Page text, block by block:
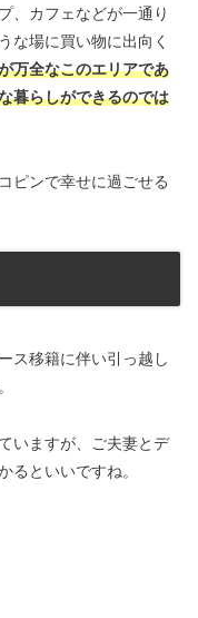
、カフェなどが一通り
な場に買い物に出向く
万全なこのエリアであ
暮らしができるのでは
ピンで幸せに過ごせる
ス移籍に伴い引っ越し
いますが、ご夫妻とデ
るといいですね。